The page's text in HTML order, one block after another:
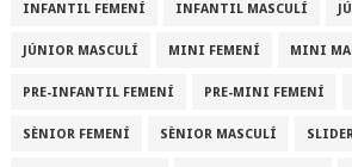
INFANTIL FEMENÍ INFANTIL MASCULÍ
JÚNIOR MASCULÍ MINI FEMENÍ MINI
PRE-INFANTIL FEMENÍ PRE-MINI FEMENÍ
SÈNIOR FEMENÍ SÈNIOR MASCULÍ